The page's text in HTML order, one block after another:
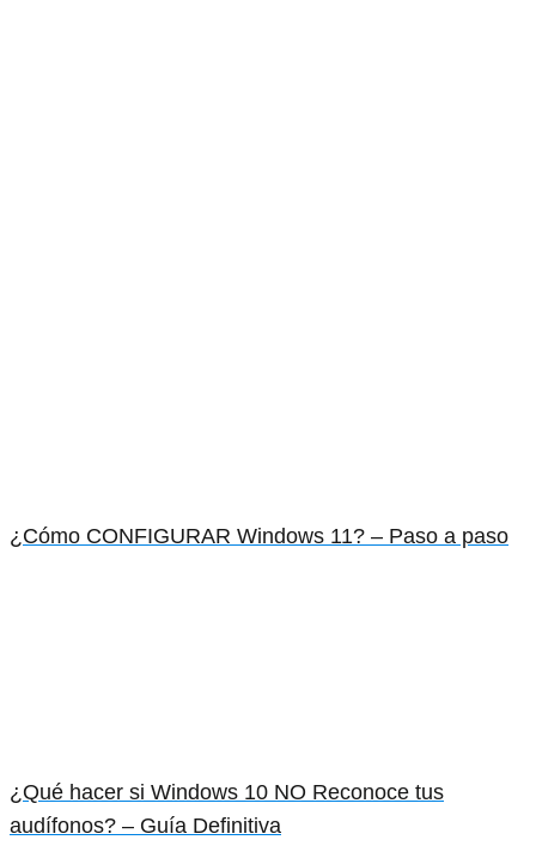
¿Cómo CONFIGURAR Windows 11? – Paso a paso
¿Qué hacer si Windows 10 NO Reconoce tus
audífonos? – Guía Definitiva